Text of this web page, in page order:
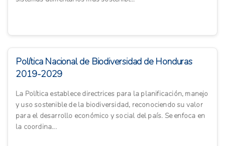
Política Nacional de Biodiversidad de Honduras
2019-2029
La Política establece directrices para la planificación, manejo
y uso sostenible de la biodiversidad, reconociendo su valor
para el desarrollo económico y social del país. Se enfoca en
la coordina...